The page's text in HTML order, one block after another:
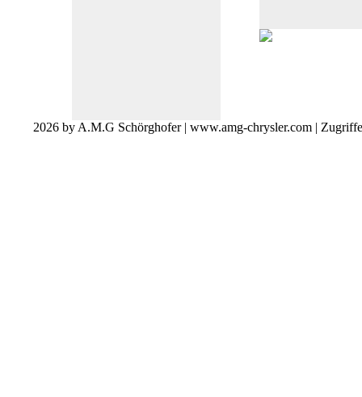
2026 by A.M.G Schörghofer | www.amg-chrysler.com |